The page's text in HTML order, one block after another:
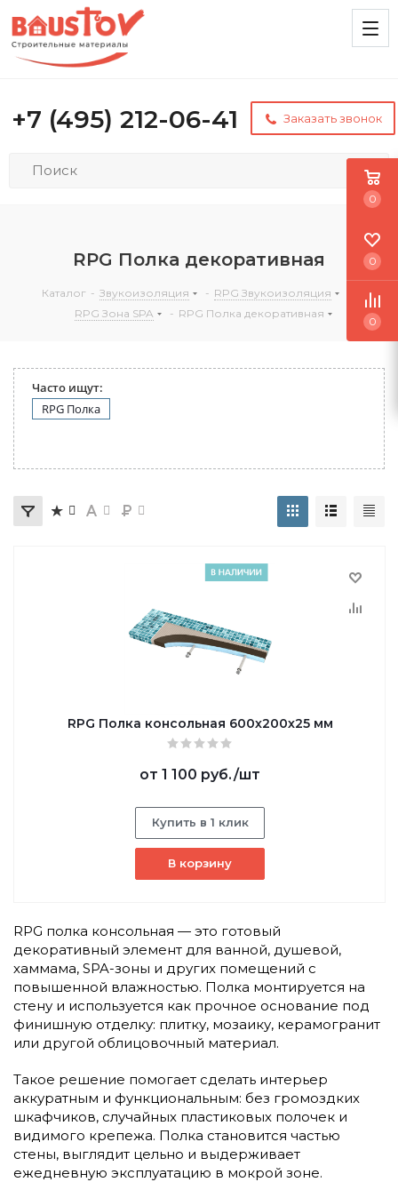
+7 (495) 212-06-41 Заказать звонок
RPG Полка декоративная
Каталог - Звукоизоляция - RPG Звукоизоляция
RPG Зона SPA
- RPG Полка декоративная
Часто ищут:
RPG Полка
RPG Полка консольная 600х200х25 мм
от 1 100 руб./шт
Купить в 1 клик
В корзину
RPG полка консольная — это готовый
декоративный элемент для ванной, душевой,
хаммама, SPA-зоны и других помещений с
повышенной влажностью. Полка монтируется на
стену и используется как прочное основание под
финишную отделку: плитку, мозаику, керамогранит
или другой облицовочный материал.
Такое решение помогает сделать интерьер
аккуратным и функциональным: без громоздких
шкафчиков, случайных пластиковых полочек и
видимого крепежа. Полка становится частью
стены, выглядит цельно и выдерживает
ежедневную эксплуатацию в мокрой зоне.
0
0
0